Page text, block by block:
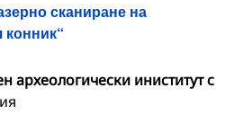
сканиране на
археологически иниститут с